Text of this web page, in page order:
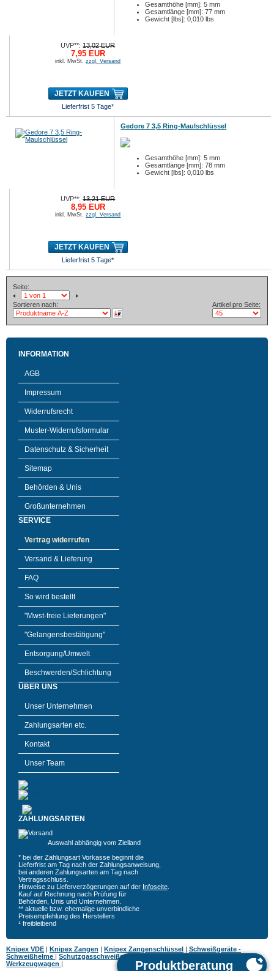
Gesamthöhe [mm]: 5 mm
Gesamtlänge [mm]: 77 mm
Gewicht [lbs]: 0,010 lbs
UVP**:13,02 EUR
7,95 EUR
inkl. MwSt.zzgl. Versand
JETZT KAUFEN
Lieferfrist 5 Tage*
Gedore 7 3,5 Ring-Maulschlüssel
Gesamthöhe [mm]: 5 mm
Gesamtlänge [mm]: 78 mm
Gewicht [lbs]: 0,010 lbs
UVP**:13,21 EUR
8,95 EUR
inkl. MwSt.zzgl. Versand
JETZT KAUFEN
Lieferfrist 5 Tage*
Seite:
Sortieren nach: Artikel pro Seite:
INFORMATION
AGB
Impressum
Widerrufsrecht
Muster-Widerrufsformular
Datenschutz & Sicherheit
Sitemap
Behörden & Unis
Großunternehmen
SERVICE
Vertrag widerrufen
Versand & Lieferung
FAQ
So wird bestellt
"Mwst-freie Lieferungen"
"Gelangensbestätigung"
Entsorgung/Umwelt
Beschwerden/Schlichtung
ÜBER UNS
Unser Unternehmen
Zahlungsarten etc.
Kontakt
Unser Team
ZAHLUNGSARTEN
Auswahl abhängig vom Zielland
* bei der Zahlungsart Vorkasse beginnt die
Lieferfrist am Tag nach der Zahlungsanweisung,
bei anderen Zahlungsarten am Tag nach
Vertragsschluss.
Hinweise zu Lieferverzögerungen auf der Infoseite
Kauf auf Rechnung nach Prüfung für
Behörden, Unis und Unternehmen.
** aktuelle bzw. ehemalige unverbindliche
Preisempfehlung des Herstellers
¹ freibleibend
Knipex VDE | Knipex Zangen | Knipex Zangenschlüssel | Schweißgeräte -
Schweißhelme | Schutzgasschweißgeräte
Werkzeugwagen |